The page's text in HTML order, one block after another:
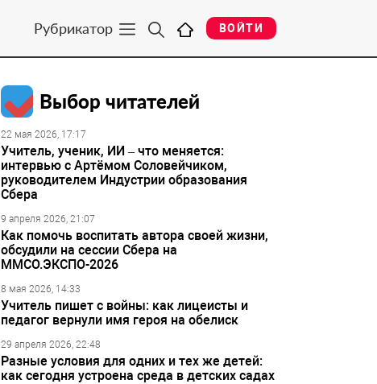
Рубрикатор ВОЙТИ
Выбор читателей
22 мая 2026, 17:17
Учитель, ученик, ИИ – что меняется:
интервью с Артёмом Соловейчиком,
руководителем Индустрии образования
Сбера
9 апреля 2026, 21:07
Как помочь воспитать автора своей жизни,
обсудили на сессии Сбера на
ММСО.ЭКСПО-2026
8 мая 2026, 14:33
Учитель пишет с войны: как лицеисты и
педагог вернули имя героя на обелиск
29 апреля 2026, 22:48
Разные условия для одних и тех же детей:
как сегодня устроена среда в детских садах